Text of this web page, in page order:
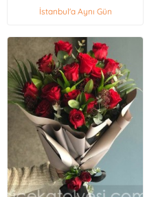
İstanbul'a Aynı Gün